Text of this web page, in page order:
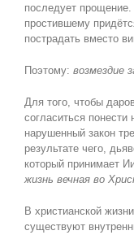
последует
простившему
пострадать вместо
Поэтому: возмездие
Для того, чтобы
согласиться понести
нарушенный закон
результате чего,
который принимает
жизнь вечная во
В христианской
существуют